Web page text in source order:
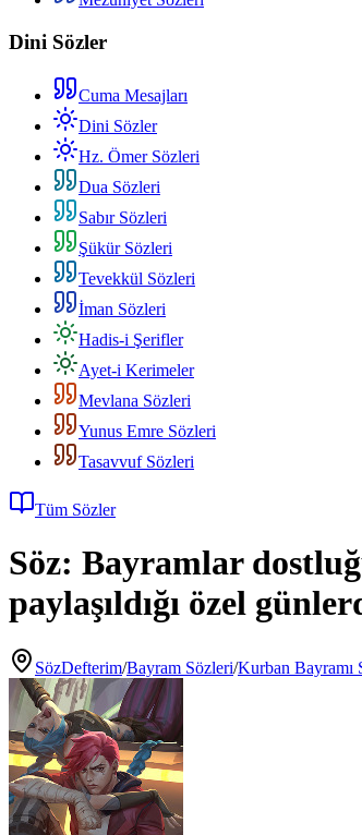
Dini Sözler
Cuma Mesajları
Dini Sözler
Hz. Ömer Sözleri
Dua Sözleri
Sabır Sözleri
Şükür Sözleri
Tevekkül Sözleri
İman Sözleri
Hadis-i Şerifler
Ayet-i Kerimeler
Mevlana Sözleri
Yunus Emre Sözleri
Tasavvuf Sözleri
Tüm Sözler
Söz: Bayramlar
paylaşıldığı özel
SözDefterim/Bayram Sözleri/Kurban Bayramı